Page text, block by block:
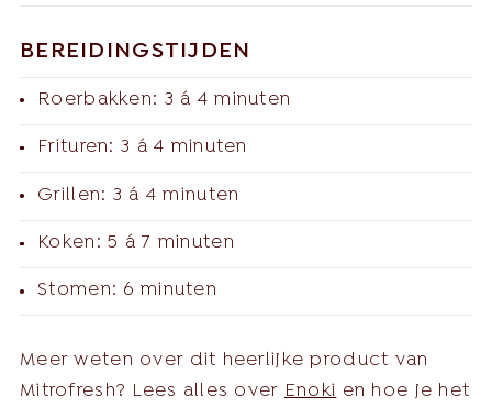
BEREIDINGSTIJDEN
Roerbakken: 3 á 4 minuten
Frituren: 3 á 4 minuten
Grillen: 3 á 4 minuten
Koken: 5 á 7 minuten
Stomen: 6 minuten
Meer weten over dit heerlijke product van
Mitrofresh? Lees alles over Enoki en hoe je het